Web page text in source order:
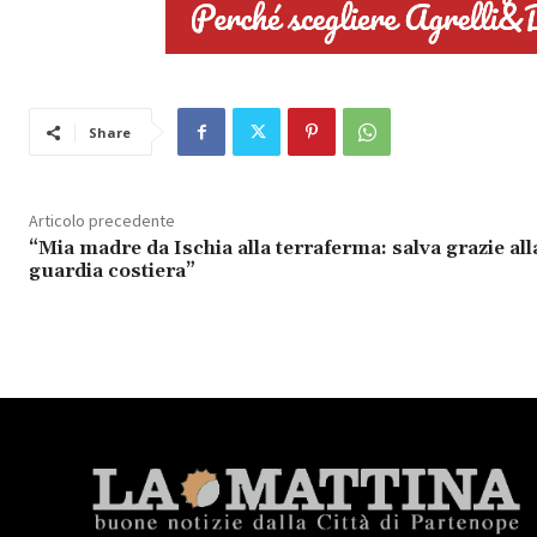
Share
Articolo precedente
“Mia madre da Ischia alla terraferma: salva grazie
guardia costiera”